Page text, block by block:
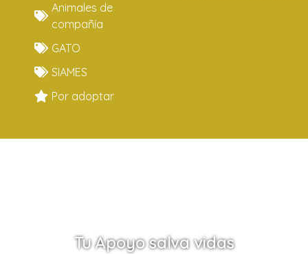
Animales de
compañía
GATO
SIAMES
Por adoptar
Tu Apoyo salva vidas